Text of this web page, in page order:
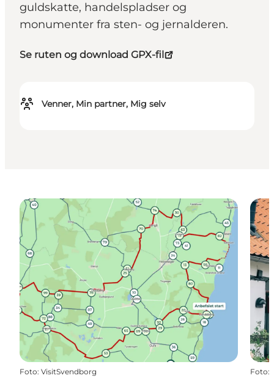
guldskatte, handelspladser og
monumenter fra sten- og jernalderen.
Se ruten og download GPX-fil
Venner, Min partner, Mig selv
Foto: VisitSvendborg Foto: